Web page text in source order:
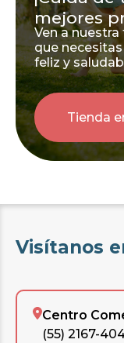
mejores
Ven a
que
feliz y
Tienda
Visítanos
Centro
(55) 2167-